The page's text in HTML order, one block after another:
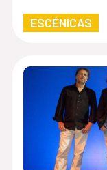
ESCÉNICAS